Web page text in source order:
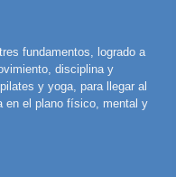
fundamentos, logrado a
disciplina y
y yoga, para llegar al
en el plano físico, mental y